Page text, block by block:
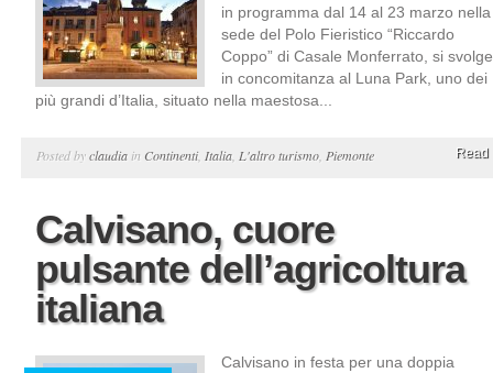
in programma dal 14 al 23 marzo nella
sede del Polo Fieristico “Riccardo
Coppo” di Casale Monferrato, si svolge
in concomitanza al Luna Park, uno dei
più grandi d’Italia, situato nella maestosa...
Posted byclaudia in Continenti, Italia L'altro turismo Piemonte Read
Calvisano, cuore
pulsante dell’agricoltura
italiana
Calvisano in festa per una doppia